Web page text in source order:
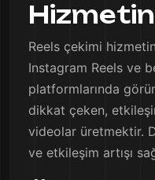
Reels çekimi
Instagram Reels ve
platformlarında
dikkat çeken,
videolar üretmektir.
ve etkileşim artışı